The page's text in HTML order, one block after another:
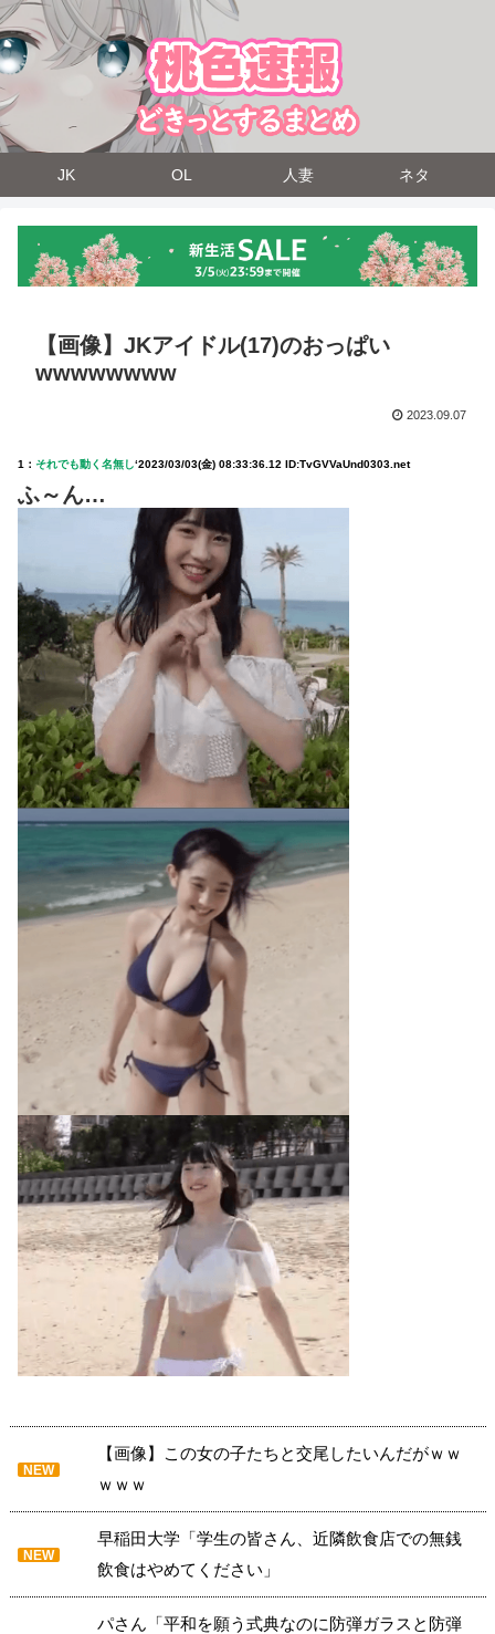
JK OL 人妻 ネタ
【画像】JKアイドル(17)のおっぱい
wwwwwwww
2023.09.07
1： それでも動く名無し‘2023/03/03(金) 08:33:36.12 ID:TvGVVaUnd0303.net
ふ～ん…
NEW
【画像】この女の子たちと交尾したいんだがｗｗ
ｗｗｗ
NEW
早稲田大学「学生の皆さん、近隣飲食店での無銭
飲食はやめてください」
パさん「平和を願う式典なのに防弾ガラスと防弾